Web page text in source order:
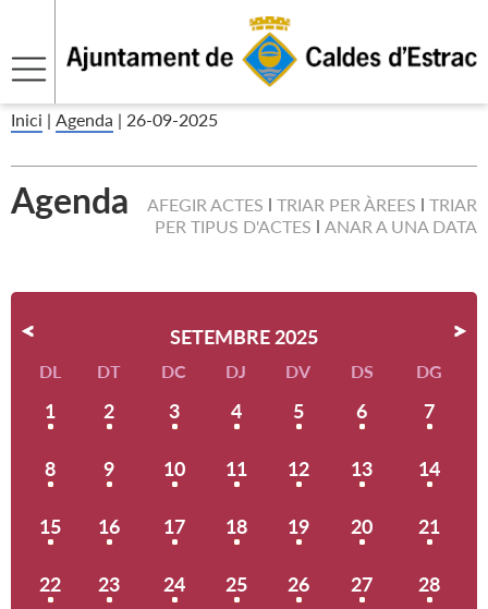
Inici | Agenda | 26-09-2025
Agenda AFEGIR ACTES TRIAR PER ÀREES
TRIAR
PER TIPUS D'ACTES
ANAR A UNA DATA
SETEMBRE 2025
DL DT DC DJ DV DS DG
1 2 3 4 5 6 7
8 9 10 11 12 13 14
15 16 17 18 19 20 21
22 23 24 25 26 27 28